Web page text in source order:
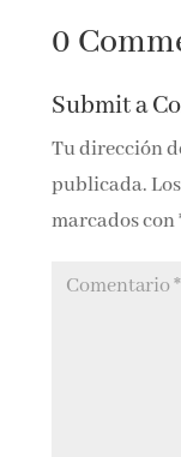
0
Submit a
Tu dirección
publicada.
marcados con